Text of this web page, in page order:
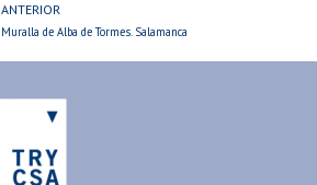
ANTERIOR
Muralla de Alba de Tormes. Salamanca